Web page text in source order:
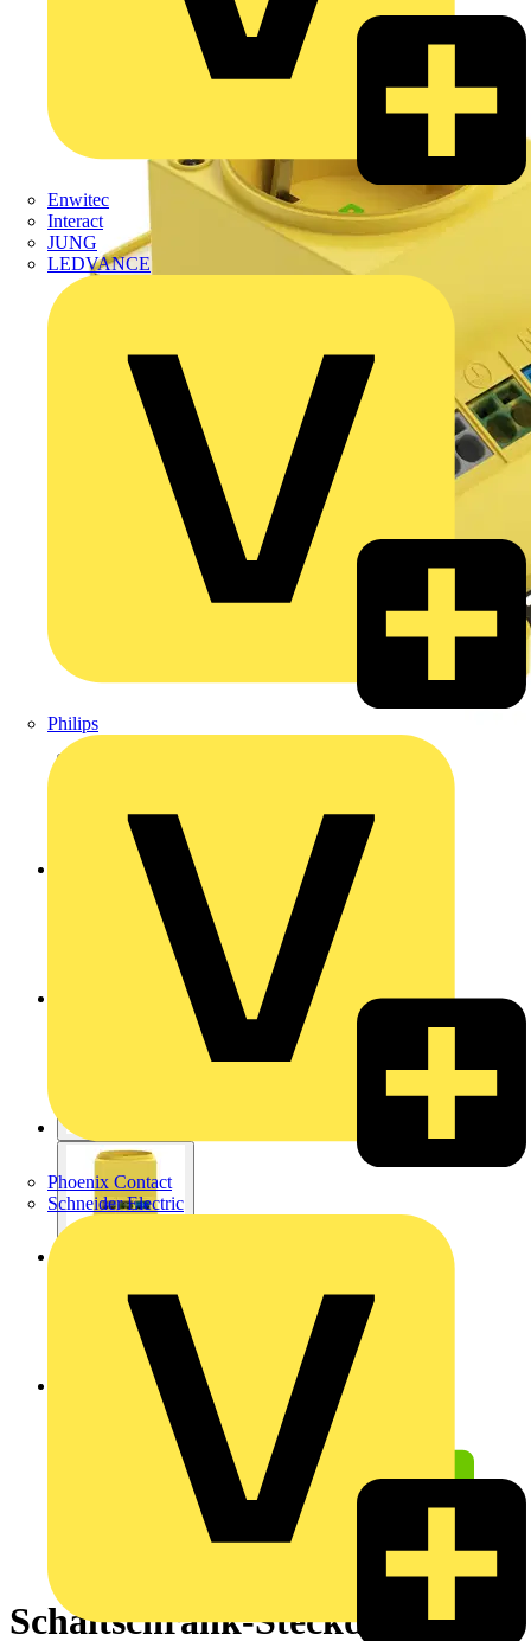
Enwitec
Interact
JUNG
LEDVANCE
Philips
Phoenix Contact
Schneider Electric
Schaltschrank-Steckdose,zur